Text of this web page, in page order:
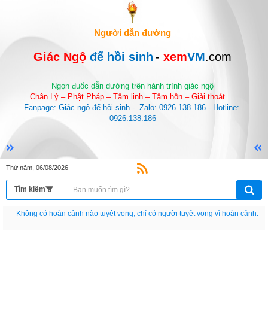
Người dẫn đường
Giác Ngộ để hồi sinh - xemVM.com
Ngọn đuốc dẫn dường trên hành trình giác ngộ
Chân Lý – Phật Pháp – Tâm linh – Tâm hồn – Giải thoát …
Fanpage: Giác ngộ để hồi sinh -  Zalo: 0926.138.186 - Hotline:
0926.138.186
Thứ năm, 06/08/2026
Nếu như không chịu học tập thì cho dù đi vạn dặm đường cũng chỉ là anh đưa